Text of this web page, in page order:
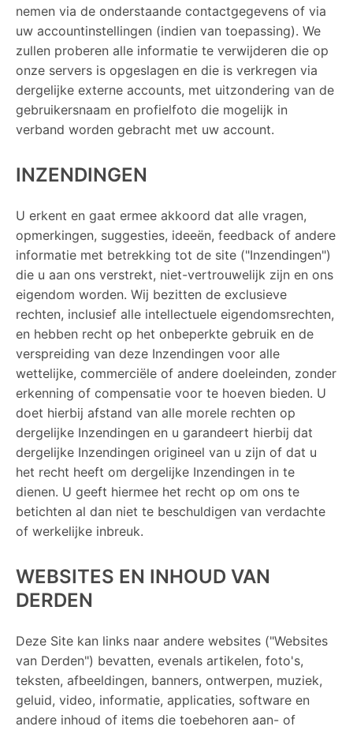
nemen via de onderstaande contactgegevens of via
uw accountinstellingen (indien van toepassing). We
zullen proberen alle informatie te verwijderen die op
onze servers is opgeslagen en die is verkregen via
dergelijke externe accounts, met uitzondering van de
gebruikersnaam en profielfoto die mogelijk in
verband worden gebracht met uw account.
INZENDINGEN
U erkent en gaat ermee akkoord dat alle vragen,
opmerkingen, suggesties, ideeën, feedback of andere
informatie met betrekking tot de site ("Inzendingen")
die u aan ons verstrekt, niet-vertrouwelijk zijn en ons
eigendom worden. Wij bezitten de exclusieve
rechten, inclusief alle intellectuele eigendomsrechten,
en hebben recht op het onbeperkte gebruik en de
verspreiding van deze Inzendingen voor alle
wettelijke, commerciële of andere doeleinden, zonder
erkenning of compensatie voor te hoeven bieden. U
doet hierbij afstand van alle morele rechten op
dergelijke Inzendingen en u garandeert hierbij dat
dergelijke Inzendingen origineel van u zijn of dat u
het recht heeft om dergelijke Inzendingen in te
dienen. U geeft hiermee het recht op om ons te
betichten al dan niet te beschuldigen van verdachte
of werkelijke inbreuk.
WEBSITES EN INHOUD VAN
DERDEN
Deze Site kan links naar andere websites ("Websites
van Derden") bevatten, evenals artikelen, foto's,
teksten, afbeeldingen, banners, ontwerpen, muziek,
geluid, video, informatie, applicaties, software en
andere inhoud of items die toebehoren aan- of